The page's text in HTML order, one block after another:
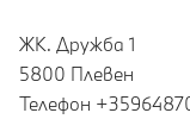
ЖК. Дружба 1
5800 Плевен
Teлефон